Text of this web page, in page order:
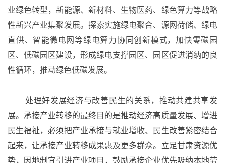
业绿色转型，新能源、新材料、生物医药、绿色算力等战略
性新兴产业集聚发展。探索实施绿电聚合、源网荷储、绿电
直供、智能微电网等绿电算力协同创新模式，加快零碳园
区、低碳园区建设，形成绿电支撑园区、园区促进消纳的良
性循环，推动绿色低碳发展。
处理好发展经济与改善民生的关系，推动共建共享发
展。 承接产业转移的最终目的是推动经济高质量发展、增进
民生福祉，必须把产业承接与就业增收、民生改善紧密结合
起来，让承接产业转移成果惠及更多群众。立足甘肃资源优
势，因地制宜引进产业项目，鼓励承接企业优先吸纳本地劳